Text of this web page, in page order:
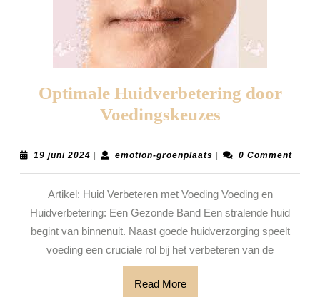
Optimale Huidverbetering door
VoedingskeuzesOptimale
door
19 juni 2024 19
| emotion-groenplaatsemotion-
| 0 Comment
Artikel: Huid Verbeteren met Voeding Voeding en
Huidverbetering: Een Gezonde Band Een stralende huid
begint van binnenuit. Naast goede huidverzorging speelt
voeding een cruciale rol bij het verbeteren van de
Read MoreRead